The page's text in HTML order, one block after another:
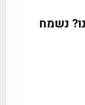
נשמח